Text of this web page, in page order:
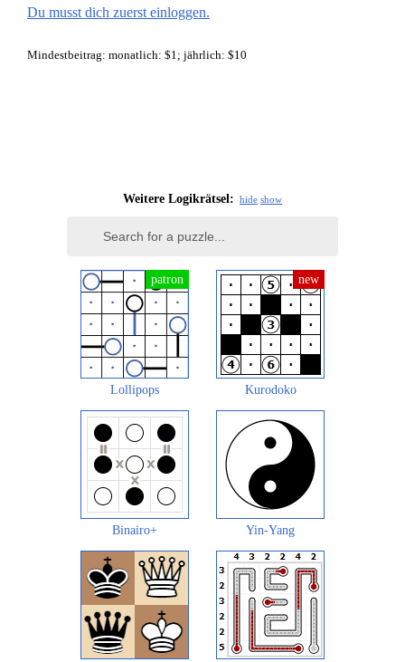
Du musst dich zuerst einloggen.
Mindestbeitrag: monatlich: $1; jährlich: $10
Weitere Logikrätsel: hide show
Lollipops Kurodoko
Binairo+ Yin-Yang